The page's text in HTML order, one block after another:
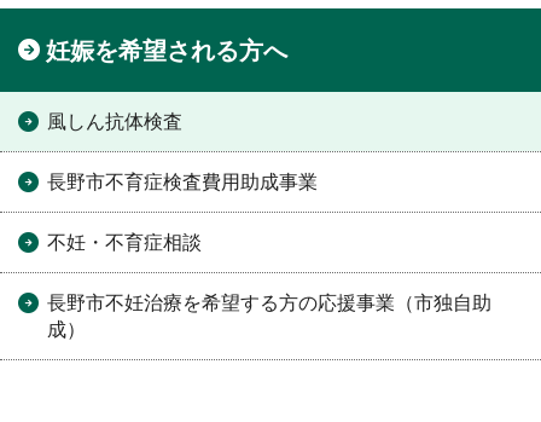
妊娠を希望される方へ
風しん抗体検査
長野市不育症検査費用助成事業
不妊・不育症相談
長野市不妊治療を希望する方の応援事業（市独自助
成）